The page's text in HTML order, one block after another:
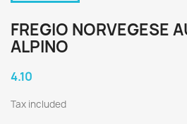
FREGIO NORVEGESE
ALPINO
4.10
Tax included